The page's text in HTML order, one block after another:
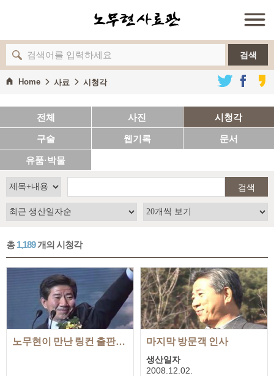
검색
Home 사료 시청각
전체 사진 시청각
구술 웹기록 문서
유품·박물
검색
총1,189개의 시청각
노무현이 만난 링컨 출판기념회 연설 전문 마지막 방문객 인사
생산일자
2008.12.02.